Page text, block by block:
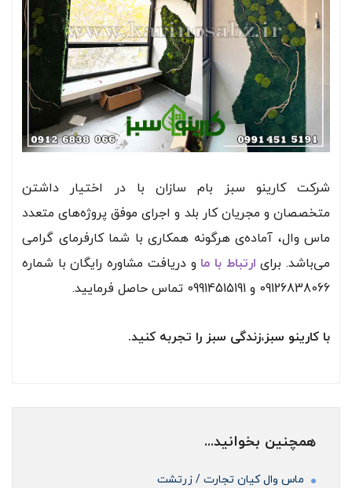
شرکت کارینو سبز بام سازان با در اختیار داشتن
متخصصان و مجریان کار بلد و اجرای موفق پروژه‌های متعدد
ماس وال، آماده‌ی هرگونه همکاری با شما کارفرمای گرامی
می‌باشد. برای ارتباط با ما و دریافت مشاوره رایگان با شماره
09126838066 و 09914515191 تماس حاصل فرمایید.
با کارینو سبز،زندگی سبز را تجربه کنید.
همچنین بخوانید...
ماس وال کیان تجارت / زرتشت